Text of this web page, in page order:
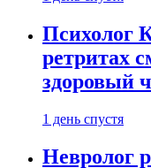
Психолог
ретритах
здоровый
1 день спустя
Невролог